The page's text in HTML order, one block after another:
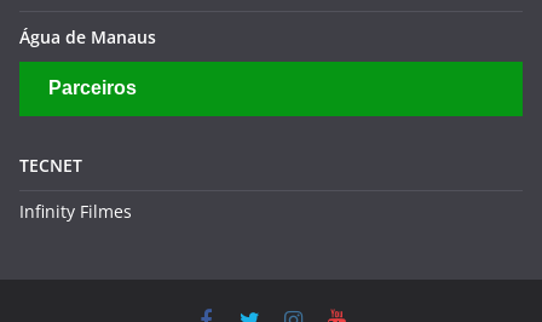
Água de Manaus
Parceiros
TECNET
Infinity Filmes